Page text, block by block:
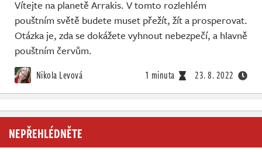
Vítejte na planetě Arrakis. V tomto rozlehlém
pouštním světě budete muset přežít, žít a prosperovat.
Otázka je, zda se dokážete vyhnout nebezpečí, a hlavně
pouštním červům.
Nikola Levová 1 minuta 23. 8. 2022
NEPŘEHLÉDNĚTE